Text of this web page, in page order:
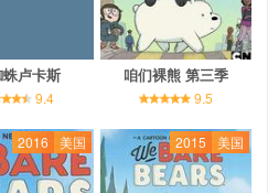
卢卡斯
9.4
咱们裸熊 第三季
9.5
2016 美国 2015 美国